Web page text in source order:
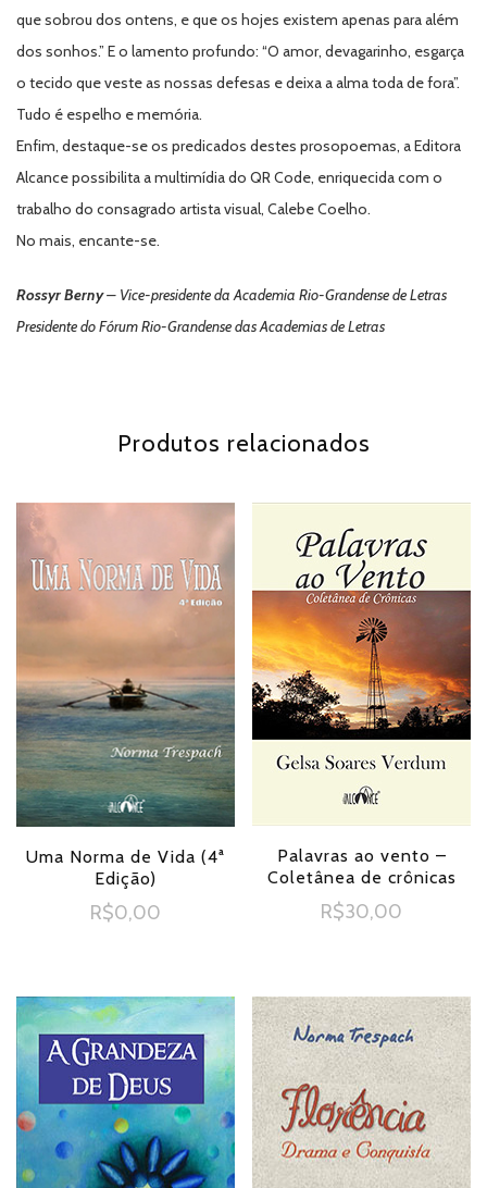
que sobrou dos ontens, e que os hojes existem apenas para além
dos sonhos.” E o lamento profundo: “O amor, devagarinho, esgarça
o tecido que veste as nossas defe­sas e deixa a alma toda de fora”.
Tudo é espelho e memória.
Enfim, destaque-se os predicados destes prosopoemas, a Editora
Alcance possibilita a multimídia do QR Code, enriquecida com o
trabalho do consagrado artista visual, Calebe Coelho.
No mais, encante-se.
Rossyr Berny– Vice-presidente da Academia Rio-Grandense de Letras
Presidente do Fórum Rio-Grandense das Academias de Letras
Produtos relacionados
Uma Norma de Vida (4ª
Edição)
R$0,00
Palavras ao vento –
Coletânea de crônicas
R$30,00